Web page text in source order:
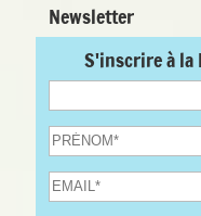
Newsletter
S'inscrire à la